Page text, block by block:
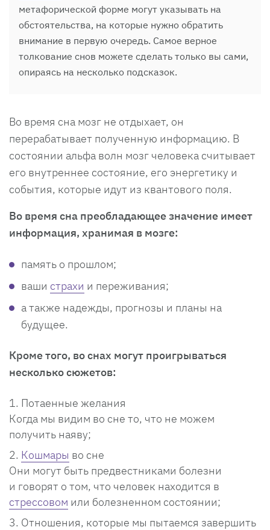
метафорической форме могут указывать на
обстоятельства, на которые нужно обратить
внимание в первую очередь. Самое верное
толкование снов можете сделать только вы сами,
опираясь на несколько подсказок.
Во время сна мозг не отдыхает, он
перерабатывает полученную информацию. В
состоянии альфа волн мозг человека считывает
его внутреннее состояние, его энергетику и
события, которые идут из квантового поля.
Во время сна преобладающее значение имеет
информация, хранимая в мозге:
память о прошлом;
ваши страхи и переживания;
а также надежды, прогнозы и планы на
будущее.
Кроме того, во снах могут проигрываться
несколько сюжетов:
Потаенные желания
Когда мы видим во сне то, что не можем
получить наяву;
Кошмары во сне
Они могут быть предвестниками болезни
и говорят о том, что человек находится в
стрессовом или болезненном состоянии;
Отношения, которые мы пытаемся завершить